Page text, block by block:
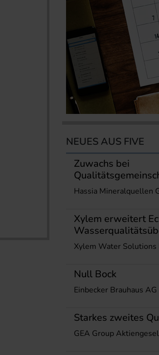
NEUES AUS FIVE
Zuwachs bei
Hassia Mineralquellen
Xylem erweitert
Xylem Water Solutions
Null Bock
Einbecker Brauhaus AG
Starkes zweites
GEA Group